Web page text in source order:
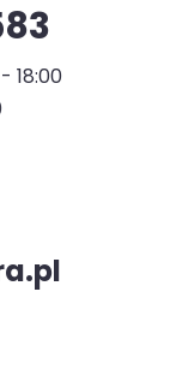
18:00